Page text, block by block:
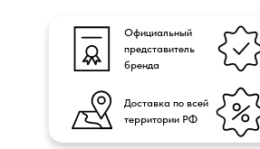
Официальный
представитель
бренда
Доставка по всей
территории РФ